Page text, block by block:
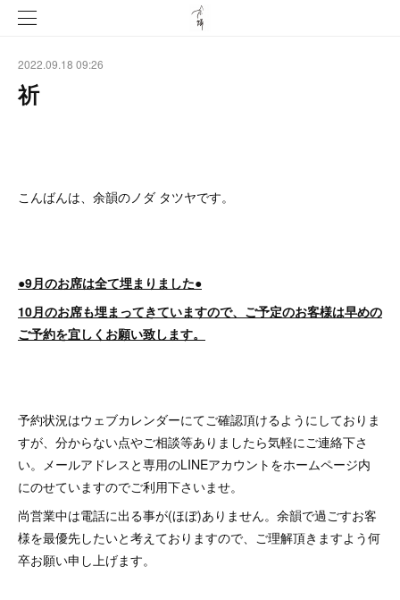
2022.09.18 09:26
祈
こんばんは、余韻のノダ タツヤです。
●9月のお席は全て埋まりました●
10月のお席も埋まってきていますので、ご予定のお客様は早めの
ご予約を宜しくお願い致します。
予約状況はウェブカレンダーにてご確認頂けるようにしておりま
すが、分からない点やご相談等ありましたら気軽にご連絡下さ
い。メールアドレスと専用のLINEアカウントをホームページ内
にのせていますのでご利用下さいませ。
尚営業中は電話に出る事が(ほぼ)ありません。余韻で過ごすお客
様を最優先したいと考えておりますので、ご理解頂きますよう何
卒お願い申し上げます。